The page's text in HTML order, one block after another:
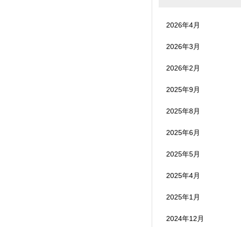
2026年4月
2026年3月
2026年2月
2025年9月
2025年8月
2025年6月
2025年5月
2025年4月
2025年1月
2024年12月